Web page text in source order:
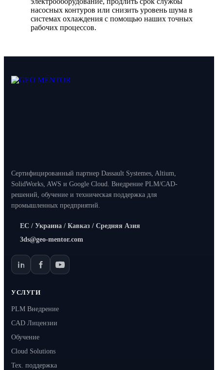
насосных контуров или снизить уровень шума в
системах охлаждения с помощью наших точных
рабочих процессов.
Сертифицированный партнер Dassault Systemes, Altium,
SolidWorks, AWS и Google Cloud. Внедрение PLM/CAD-
решений, обучение и техническая поддержка для
промышленных предприятий.
ЕС / Украина / Кавказ / Средняя Азия
3ds@geo-mentor.com
УСЛУГИ
PLM Внедрение
CAD Лицензии
Обучение
Cloud Solutions
Тех. поддержка